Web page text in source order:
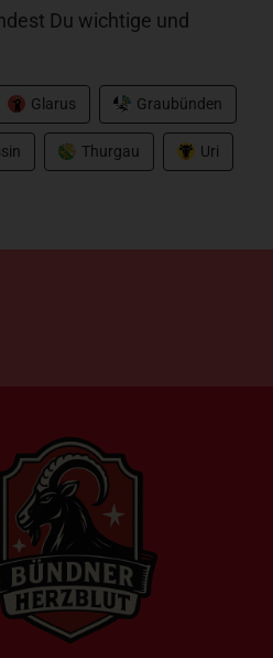
Du wichtige und
Glarus Graubünden
Thurgau Uri